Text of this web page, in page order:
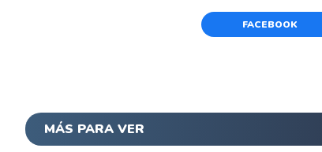
FACEBOOK
MÁS PARA VER